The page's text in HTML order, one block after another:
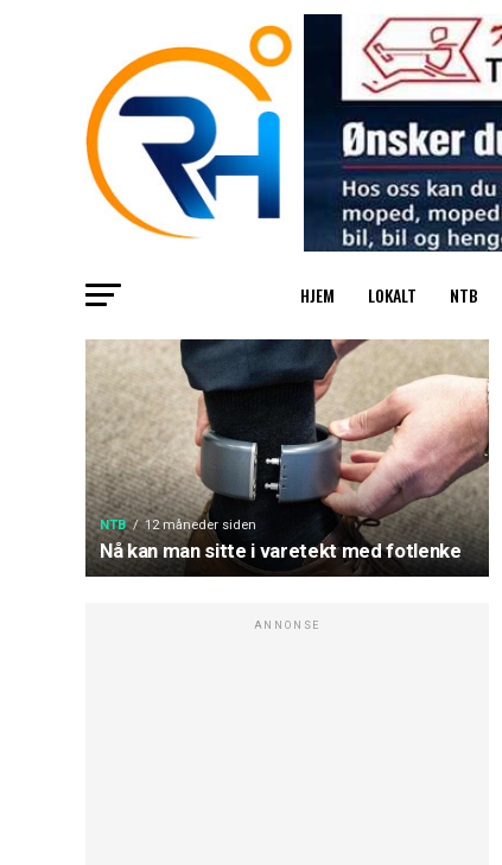
HJEM LOKALT NTB
NTB 12 måneder siden
Nå kan man sitte i varetekt med fotlenke
ANNONSE